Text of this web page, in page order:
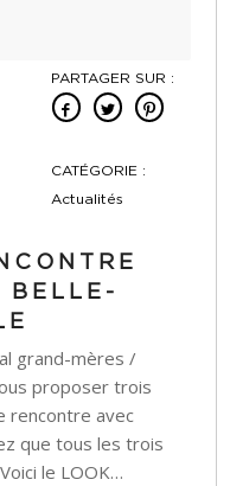
PARTAGER SUR :
CATÉGORIE :
Actualités
BELLE-
grand-mères /
proposer trois
rencontre avec
que tous les trois
le LOOK…